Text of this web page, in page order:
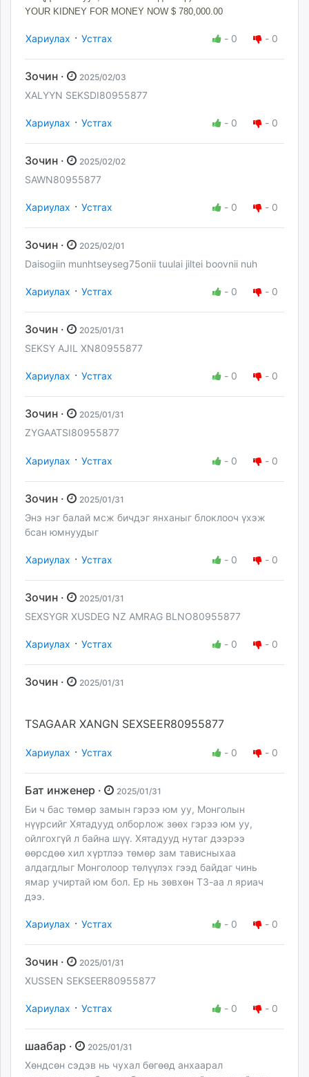
YOUR KIDNEY FOR MONEY NOW $ 780,000.00
Хариулах · Устгах - 0 - 0
Зочин · 2025/02/03
XALYYN SEKSDI80955877
Хариулах · Устгах - 0 - 0
Зочин · 2025/02/02
SAWN80955877
Хариулах · Устгах - 0 - 0
Зочин · 2025/02/01
Daisogiin munhtseyseg75onii tuulai jiltei boovnii nuh
Хариулах · Устгах - 0 - 0
Зочин · 2025/01/31
SEKSY AJIL XN80955877
Хариулах · Устгах - 0 - 0
Зочин · 2025/01/31
ZYGAATSI80955877
Хариулах · Устгах - 0 - 0
Зочин · 2025/01/31
Энэ нэг балай мсж бичдэг янханыг блоклооч үхэж
бсан юмнуудыг
Хариулах · Устгах - 0 - 0
Зочин · 2025/01/31
SEXSYGR XUSDEG NZ AMRAG BLNO80955877
Хариулах · Устгах - 0 - 0
Зочин · 2025/01/31
TSAGAAR XANGN SEXSEER80955877
Хариулах · Устгах - 0 - 0
Бат инженер · 2025/01/31
Би ч бас төмөр замын гэрээ юм уу, Монголын
нүүрсийг Хятадууд олборлож зөөх гэрээ юм уу,
ойлгохгүй л байна шүү. Хятадууд нутаг дээрээ
өөрсдөө хил хүртлээ төмөр зам тависныхаа
алдагдлыг Монголоор төлүүлэх гээд байдаг чинь
ямар учиртай юм бол. Ер нь зөвхөн ТЗ-аа л яриач
дээ.
Хариулах · Устгах - 0 - 0
Зочин · 2025/01/31
XUSSEN SEKSEER80955877
Хариулах · Устгах - 0 - 0
шаабар · 2025/01/31
Хөндсөн сэдэв нь чухал бөгөөд анхаарал